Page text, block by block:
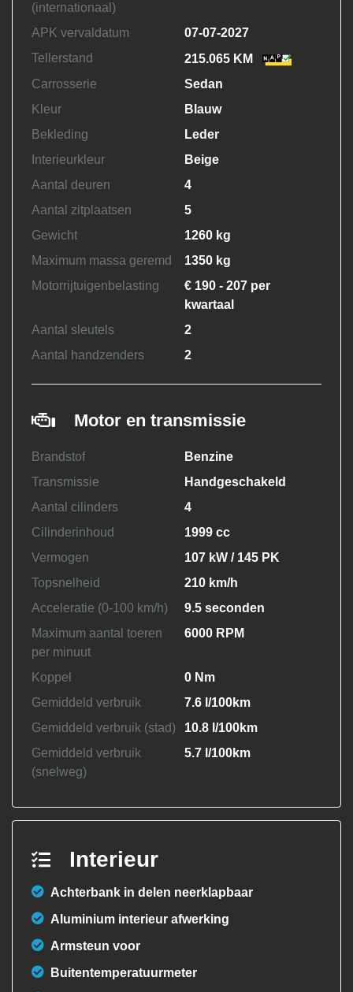
(internationaal)
APK vervaldatum
07-07-2027
Tellerstand
215.065 KM
Carrosserie
Sedan
Kleur
Blauw
Bekleding
Leder
Interieurkleur
Beige
Aantal deuren
4
Aantal zitplaatsen
5
Gewicht
1260 kg
Maximum massa geremd
1350 kg
Motorrijtuigenbelasting
€ 190 - 207 per
kwartaal
Aantal sleutels
2
Aantal handzenders
2
Motor en transmissie
Brandstof
Benzine
Transmissie
Handgeschakeld
Aantal cilinders
4
Cilinderinhoud
1999 cc
Vermogen
107 kW / 145 PK
Topsnelheid
210 km/h
Acceleratie (0-100 km/h)
9.5 seconden
Maximum aantal toeren
per minuut
6000 RPM
Koppel
0 Nm
Gemiddeld verbruik
7.6 l/100km
Gemiddeld verbruik (stad)
10.8 l/100km
Gemiddeld verbruik
(snelweg)
5.7 l/100km
Interieur
Achterbank in delen neerklapbaar
Aluminium interieur afwerking
Armsteun voor
Buitentemperatuurmeter